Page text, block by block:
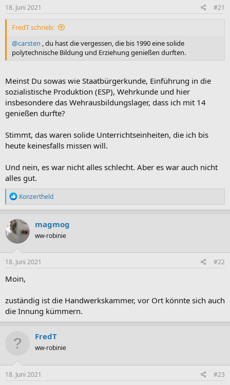
e
18. Juni 2021 #21
FredT schrieb:
@carsten , du hast die vergessen, die bis 1990 eine solide
polytechnische Bildung und Erziehung genießen durften.
Meinst Du sowas wie Staatbürgerkunde, Einführung in die
sozialistische Produktion (ESP), Wehrkunde und hier
insbesondere das Wehrausbildungslager, dass ich mit 14
genießen durfte?
Stimmt, das waren solide Unterrichtseinheiten, die ich bis
heute keinesfalls missen will.
Und nein, es war nicht alles schlecht. Aber es war auch nicht
alles gut.
R
e
a
k
t
o
n
e
:
Konzertheld
magmog
ww-robinie
18. Juni 2021 #22
Moin,
zuständig ist die Handwerkskammer, vor Ort könnte sich auch
die Innung kümmern.
FredT
ww-robinie
18. Juni 2021 #23